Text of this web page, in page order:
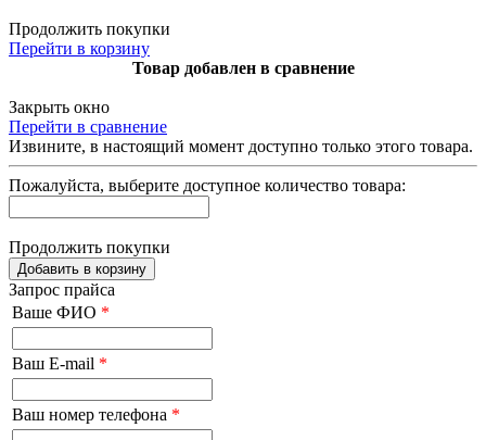
Продолжить покупки
Перейти в корзину
Товар добавлен в сравнение
Закрыть окно
Перейти в сравнение
Извините, в настоящий момент доступно только этого товара.
Пожалуйста, выберите доступное количество товара:
Продолжить покупки
Добавить в корзину
Запрос прайса
Ваше ФИО *
Ваш E-mail *
Ваш номер телефона *